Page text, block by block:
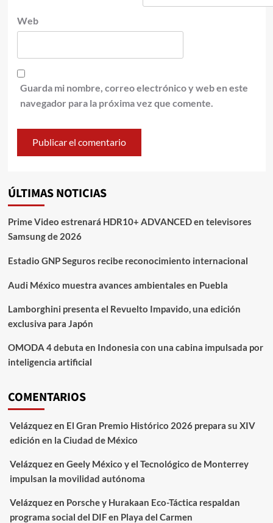
Web
Guarda mi nombre, correo electrónico y web en este
navegador para la próxima vez que comente.
ÚLTIMAS NOTICIAS
Prime Video estrenará HDR10+ ADVANCED en televisores
Samsung de 2026
Estadio GNP Seguros recibe reconocimiento internacional
Audi México muestra avances ambientales en Puebla
Lamborghini presenta el Revuelto Impavido, una edición
exclusiva para Japón
OMODA 4 debuta en Indonesia con una cabina impulsada por
inteligencia artificial
COMENTARIOS
Velázquezen El Gran Premio Histórico 2026 prepara su XIV
edición en la Ciudad de México
Velázquezen Geely México y el Tecnológico de Monterrey
impulsan la movilidad autónoma
Velázquezen Porsche y Hurakaan Eco-Táctica respaldan
programa social del DIF en Playa del Carmen